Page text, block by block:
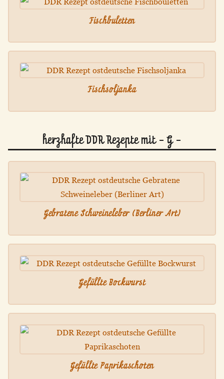
Fischbuletten
Fischsoljanka
herzhafte DDR Rezepte mit - G -
Gebratene Schweineleber (Berliner Art)
Gefüllte Bockwurst
Gefüllte Paprikaschoten